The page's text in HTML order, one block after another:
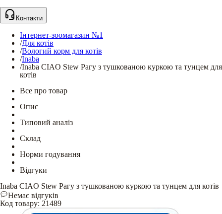
Контакти
Інтернет-зоомагазин №1
/Для котів
/Вологий корм для котів
/Inaba
/Inaba CIAO Stew Рагу з тушкованою куркою та тунцем для
котів
Все про товар
Опис
Типовий аналіз
Склад
Норми годування
Відгуки
Inaba CIAO Stew Рагу з тушкованою куркою та тунцем для котів
Немає відгуків
Код товару: 21489